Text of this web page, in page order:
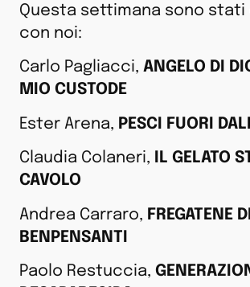
Questa settimana sono stati
con noi:
Carlo Pagliacci, ANGELO DI
MIO CUSTODE
Ester Arena, PESCI FUORI
Claudia Colaneri, IL GELATO
CAVOLO
Andrea Carraro, FREGATENE
BENPENSANTI
Paolo Restuccia,